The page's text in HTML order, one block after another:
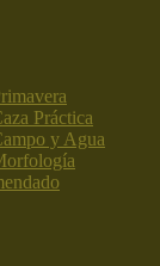
Práctica
y Agua